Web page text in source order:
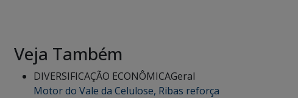
Veja Também
DIVERSIFICAÇÃO ECONÔMICAGeral
Motor do Vale da Celulose, Ribas reforça